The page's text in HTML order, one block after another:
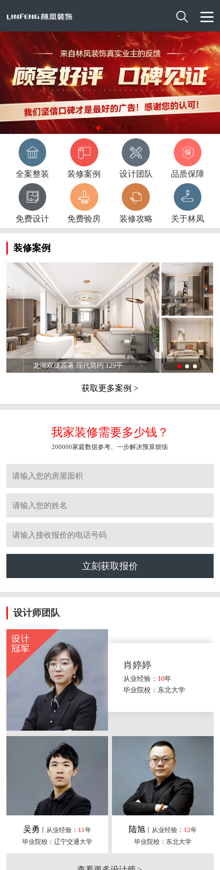

全案整装 装修案例 设计团队 品质保障
免费设计 免费验房 装修攻略 关于林凤
装修案例
龙湖双珑原著 现代简约 129平
获取更多案例 >
我家装修需要多少钱？
200000家庭数据参考、一步解决预算烦恼
立刻获取报价
设计师团队
肖婷婷
从业经验： 10年
毕业院校：东北大学
吴勇 丨从业经验： 11年
毕业院校：辽宁交通大学
陆旭丨从业经验： 12年
毕业院校：东北大学